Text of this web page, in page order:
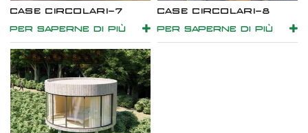
CASE CIRCOLARI-7
PER SAPERNE DI PIÙ
CASE CIRCOLARI-8
PER SAPERNE DI PIÙ